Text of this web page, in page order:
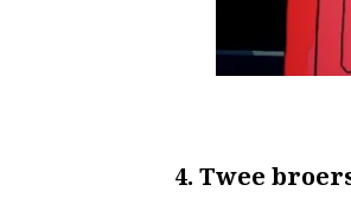
4. Twee